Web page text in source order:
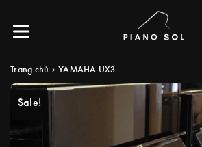
Trang chủ YAMAHA UX3
Sale!